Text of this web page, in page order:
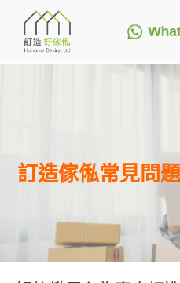
訂造傢俬常見問